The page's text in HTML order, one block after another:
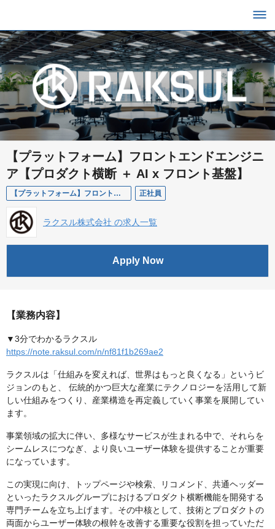
【プラットフォーム】フロントエンドエンジニ
ア【プロダクト横断 ＋ AI x フロント基盤】
【プラットフォーム】フロントエンドエンジニア【プロダクト横断 ＋ AI x フロント基盤】 正社員
ラクスル株式会社 の求人一覧
Apply Now
【業務内容】
▼3分でわかるラクスル
https://note.raksul.com/n/nf81f1b269ae2
ラクスルは「仕組みを変えれば、世界はもっと良くなる」というビ
ジョンのもと、 伝統的かつ巨大な産業にテクノロジーを活用して新
しい仕組みをつくり、産業構造を再定義していく事業を展開してい
ます。
事業領域の拡大に伴い、多様なサービスが生まれる中で、それらを
シームレスにつなぎ、より良いユーザー体験を提供することが重要
になっています。
この実現に向け、トップページや検索、リコメンド、共通ヘッダー
といったラクスルグループにおけるプロダクト横断機能を開発する
専門チームを立ち上げます。その中核として、技術とプロダクトの
両面からユーザー体験の根幹を改善する重要な役割を担っていただ